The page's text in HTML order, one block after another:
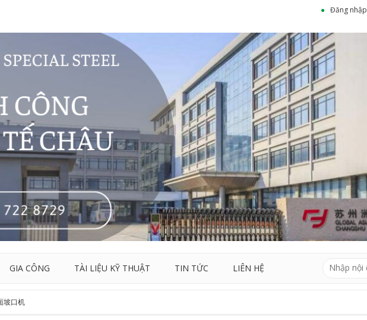
Đăng nhập
GIA CÔNG TÀI LIỆU KỸ THUẬT TIN TỨC LIÊN HỆ
坡口机